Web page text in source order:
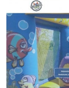
JG